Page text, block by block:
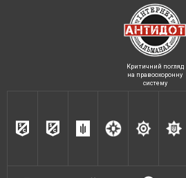
Критичний погляд
на правоохоронну
систему